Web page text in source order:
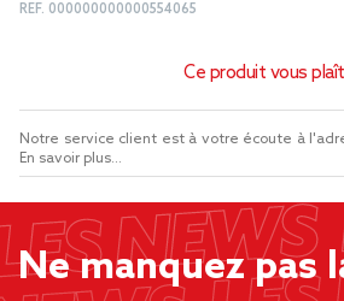
REF. 000000000000554065
Ce produit vous
Notre service client est à votre écoute à
En savoir plus...
Ne manquez pas